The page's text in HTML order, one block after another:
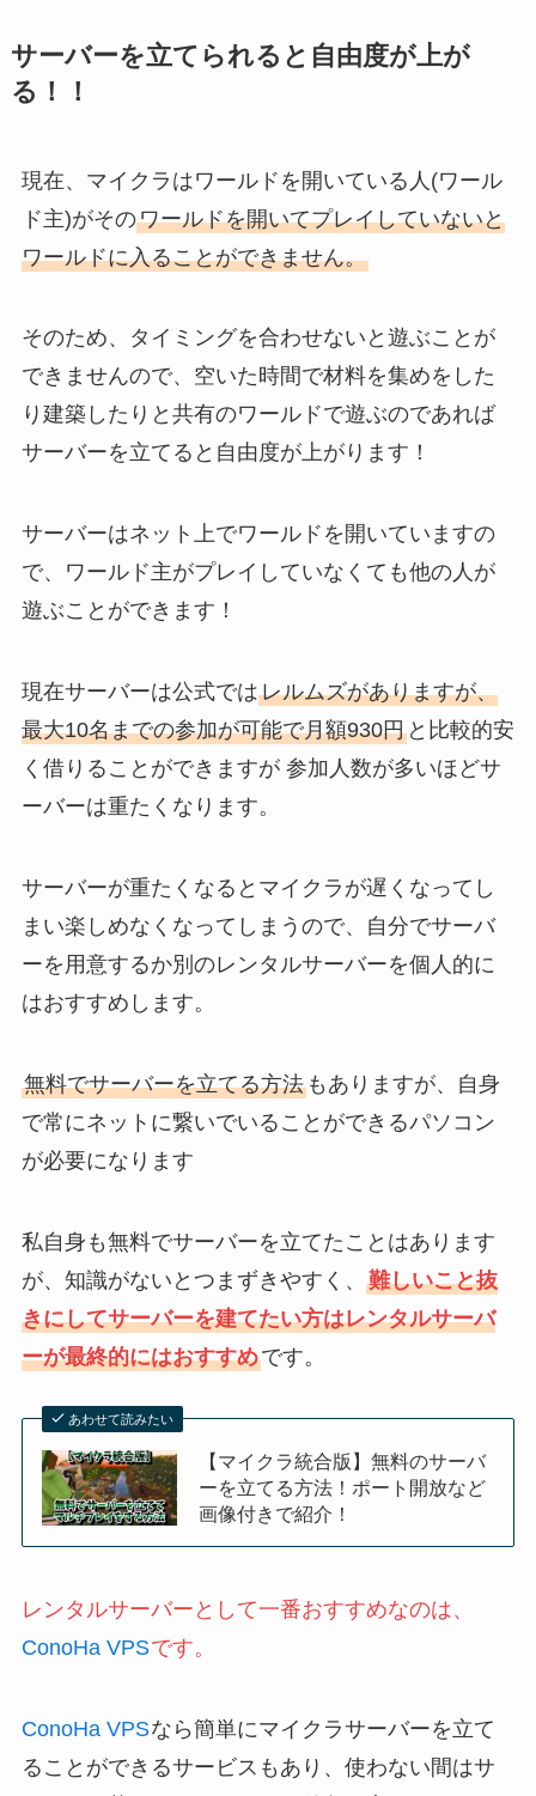
サーバーを立てられると自由度が上が
る！！
現在、マイクラはワールドを開いている人(ワール
ド主)がそのワールドを開いてプレイしていないと
ワールドに入ることができません。
そのため、タイミングを合わせないと遊ぶことが
できませんので、空いた時間で材料を集めをした
り建築したりと共有のワールドで遊ぶのであれば
サーバーを立てると自由度が上がります！
サーバーはネット上でワールドを開いていますの
で、ワールド主がプレイしていなくても他の人が
遊ぶことができます！
現在サーバーは公式ではレルムズがありますが、
最大10名までの参加が可能で月額930円と比較的安
く借りることができますが 参加人数が多いほどサ
ーバーは重たくなります。
サーバーが重たくなるとマイクラが遅くなってし
まい楽しめなくなってしまうので、自分でサーバ
ーを用意するか別のレンタルサーバーを個人的に
はおすすめします。
無料でサーバーを立てる方法もありますが、自身
で常にネットに繋いでいることができるパソコン
が必要になります
私自身も無料でサーバーを立てたことはあります
が、知識がないとつまずきやすく、 難しいこと抜
きにしてサーバーを建てたい方はレンタルサーバ
ーが最終的にはおすすめです。
あわせて読みたい
【マイクラ統合版】無料のサーバ
ーを立てる方法！ポート開放など
画像付きで紹介！
レンタルサーバーとして一番おすすめなのは、
ConoHa VPSです。
ConoHa VPSなら簡単にマイクラサーバーを立て
ることができるサービスもあり、使わない間はサ